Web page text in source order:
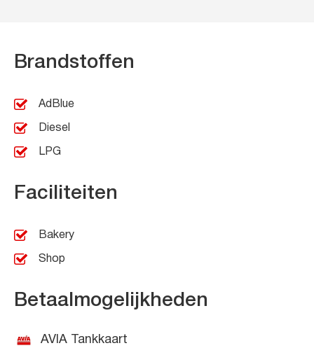
Brandstoffen
AdBlue
Diesel
LPG
Faciliteiten
Bakery
Shop
Betaalmogelijkheden
AVIA Tankkaart